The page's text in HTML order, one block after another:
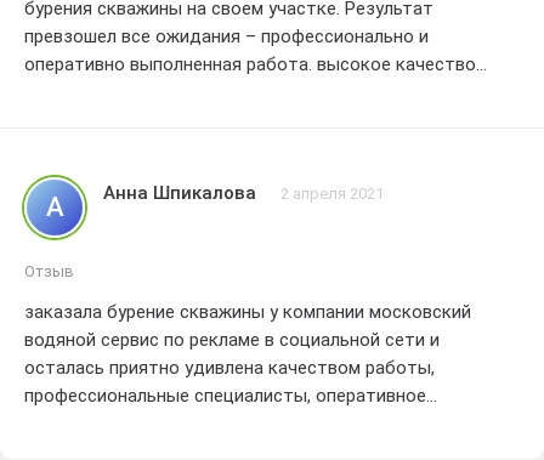
бурения скважины на своем участке. Результат
превзошел все ожидания – профессионально и
оперативно выполненная работа. высокое качество
А Анна Шпикалова 2 апреля 2021
Отзыв
заказала бурение скважины у компании московский
водяной сервис по рекламе в социальной сети и
осталась приятно удивлена качеством работы,
профессиональные специалисты, оперативное